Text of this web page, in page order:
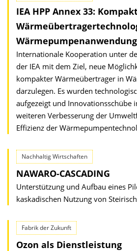
IEA HPP Annex 33:
Internationale Kooperation unter
der IEA mit dem Ziel, neue
kompakter Wärmeübertrager in
darzulegen. Es wurden
aufgezeigt und Innovationsschübe
weiteren Verbesserung der
Effizienz der
Nachhaltig Wirtschaften
NAWARO-CASCADING
Unterstützung und Aufbau eines
kaskadischen Nutzung von
Fabrik der Zukunft
Ozon als Dienstleistung